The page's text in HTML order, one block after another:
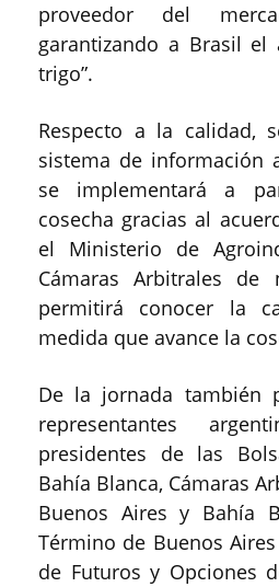
proveedor del
garantizando a Brasil el
trigo”.
Respecto a la calidad,
sistema de información
se implementará a
cosecha gracias al
el Ministerio de
Cámaras Arbitrales de
permitirá conocer la
medida que avance la
De la jornada también
representantes
presidentes de las
Bahía Blanca, Cámaras
Buenos Aires y Bahía
Término de Buenos Aires
de Futuros y Opciones